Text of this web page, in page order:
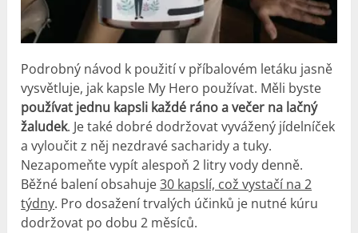
Podrobný návod k použití v příbalovém letáku jasně
vysvětluje, jak kapsle My Hero používat. Měli byste
používat jednu kapsli každé ráno a večer na lačný
žaludek. Je také dobré dodržovat vyvážený jídelníček
a vyloučit z něj nezdravé sacharidy a tuky.
Nezapomeňte vypít alespoň 2 litry vody denně.
Běžné balení obsahuje30 kapslí, což vystačí na 2
týdny. Pro dosažení trvalých účinků je nutné kúru
dodržovat po dobu 2 měsíců.